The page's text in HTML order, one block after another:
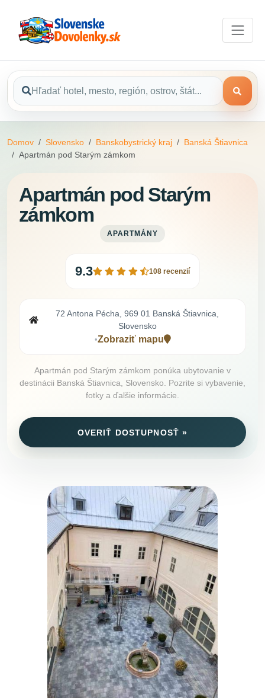
Domov Slovensko Banskobystrický kraj
Banská Štiavnica
Apartmán pod Starým zámkom
Apartmán pod Starým
zámkom
APARTMÁNY
9.3 108 recenzií
72 Antona Pécha, 969 01 Banská Štiavnica,
Slovensko
•Zobraziť mapu
Apartmán pod Starým zámkom ponúka ubytovanie v
destinácii Banská Štiavnica, Slovensko. Pozrite si vybavenie,
fotky a ďalšie informácie.
OVERIŤ DOSTUPNOSŤ »